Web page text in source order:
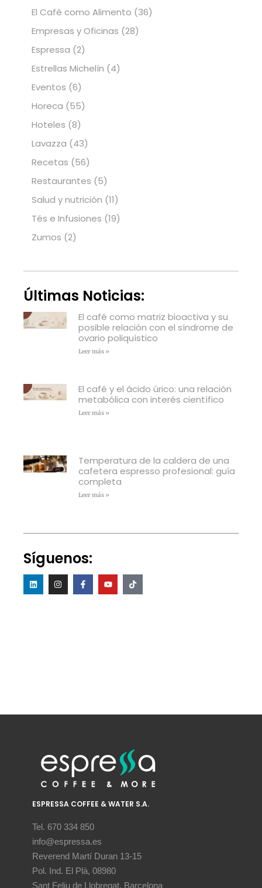
El Café como Alimento (36)
Empresas y Oficinas (28)
Espressa (2)
Estrellas Michelín (4)
Eventos (6)
Horeca (55)
Hoteles (8)
Lavazza (43)
Recetas (56)
Restaurantes (5)
Salud y nutrición (11)
Tés e Infusiones (19)
Zumos (2)
Últimas Noticias:
El café como matriz bioactiva y su
posible relación con el síndrome de
ovario poliquístico
Leer más »
El café y el ácido úrico: una relación
metabólica con interés científico
Leer más »
Temperatura de la caldera de una
cafetera espresso profesional: guía
completa
Leer más »
Síguenos:
ESPRESSA COFFEE & WATER S.A.
Tel. 670 334 850
info@espressa.es
Reverend Martí Duran 13-15
Pol. Ind. El Plà, 08980
Sant Feliu de Llobregat, Barcelona